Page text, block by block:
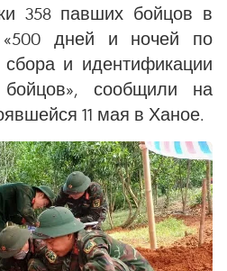
358 павших бойцов в
«500 дней и ночей по
и идентификации
сообщили на
11 мая в Ханое.